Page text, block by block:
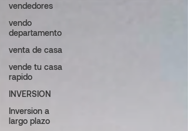
vendedores
vendo
departamento
venta de casa
vende tu casa
rapido
INVERSION
Inversion a
largo plazo